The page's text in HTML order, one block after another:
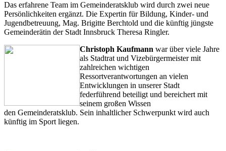
Das erfahrene Team im Gemeinderatsklub wird durch zwei neue
Persönlichkeiten ergänzt. Die Expertin für Bildung, Kinder- und
Jugendbetreuung, Mag. Brigitte Berchtold und die künftig jüngste
Gemeinderätin der Stadt Innsbruck Theresa Ringler.
Christoph Kaufmann war über viele Jahre
als Stadtrat und Vizebürgermeister mit
zahlreichen wichtigen
Ressortverantwortungen an vielen
Entwicklungen in unserer Stadt
federführend beteiligt und bereichert mit
seinem großen Wissen
den Gemeinderatsklub. Sein inhaltlicher Schwerpunkt wird auch
künftig im Sport liegen.